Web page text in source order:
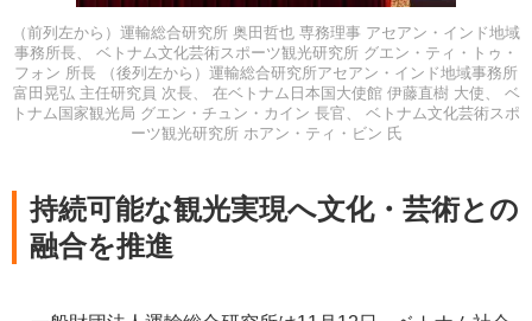
（前列左から）運輸総合研究所 奥田哲也 専務理事 アセアン・インド地域
事務所長、 ベトナム文化芸術スポーツ観光研究所 グエン・ティ・トゥ・
フォン 所長 （後列左から）運輸総合研究所アセアン・インド地域事務所
富田晃弘 主任研究員 次長、 在ベトナム日本国大使館 伊藤直樹 大使、 ベ
トナム国家観光局 グエン・チュン・カイン 長官、 ベトナム文化芸術スポ
ーツ観光研究所 ホアン・ティ・ビン 氏
持続可能な観光実現へ文化・芸術との
融合を推進